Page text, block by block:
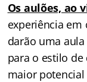
Os aulões, ao
experiência em
darão uma
para o estilo de
maior potencial